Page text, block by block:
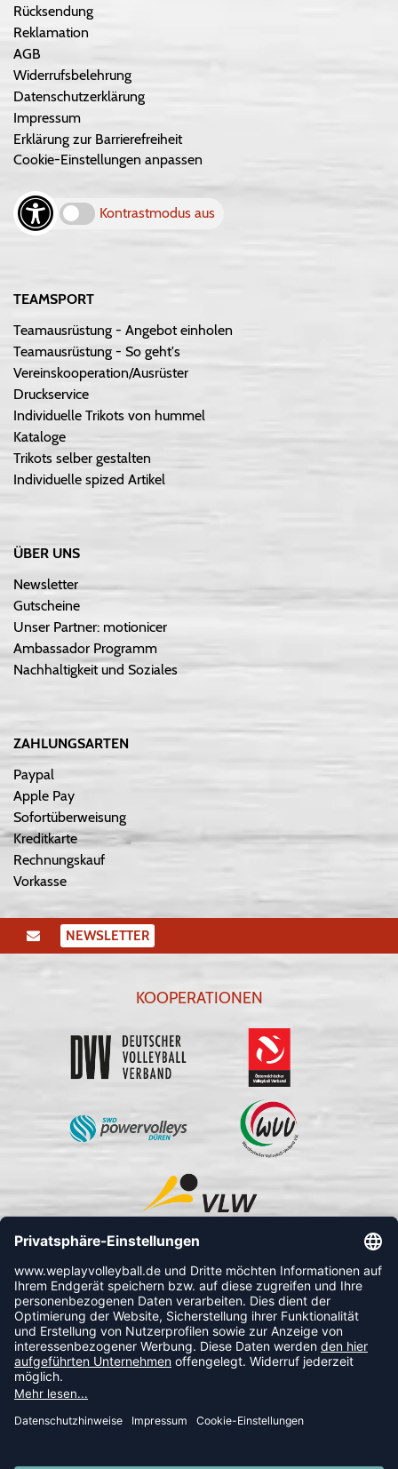
Rücksendung
Reklamation
AGB
Widerrufsbelehrung
Datenschutzerklärung
Impressum
Erklärung zur Barrierefreiheit
Cookie-Einstellungen anpassen
Kontrastmodus aus
TEAMSPORT
Teamausrüstung - Angebot einholen
Teamausrüstung - So geht's
Vereinskooperation/Ausrüster
Druckservice
Individuelle Trikots von hummel
Kataloge
Trikots selber gestalten
Individuelle spized Artikel
ÜBER UNS
Newsletter
Gutscheine
Unser Partner: motionicer
Ambassador Programm
Nachhaltigkeit und Soziales
ZAHLUNGSARTEN
Paypal
Apple Pay
Sofortüberweisung
Kreditkarte
Rechnungskauf
Vorkasse
NEWSLETTER
KOOPERATIONEN
FOLLOW US